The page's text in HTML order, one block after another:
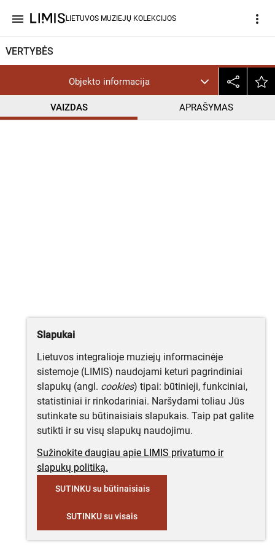
menu LIETUVOS MUZIEJŲ KOLEKCIJOS more_vert
VERTYBĖS
Objekto informacija
VAIZDAS APRAŠYMAS
Slapukai
Lietuvos integralioje muziejų informacinėje
sistemoje (LIMIS) naudojami keturi pagrindiniai
slapukų (angl. cookies) tipai: būtinieji, funkciniai,
statistiniai ir rinkodariniai. Naršydami toliau Jūs
sutinkate su būtinaisiais slapukais. Taip pat galite
sutikti ir su visų slapukų naudojimu.
Sužinokite daugiau apie LIMIS privatumo ir
slapukų politiką.
SUTINKU su būtinaisiais
SUTINKU su visais